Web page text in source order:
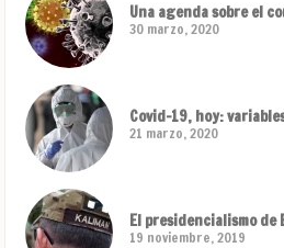
Una agenda sobre el
30 marzo, 2020
Covid-19, hoy:
21 marzo, 2020
El presidencialismo de
19 noviembre, 2019